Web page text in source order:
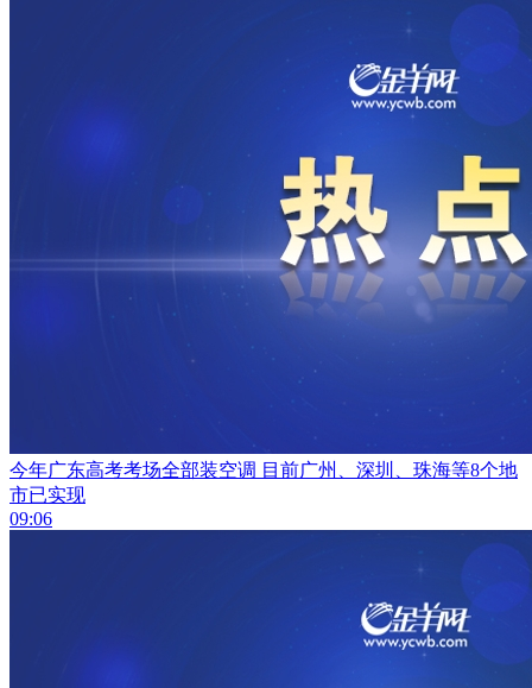
今年广东高考考场全部装空调 目前广州、深圳、珠海等8个地
市已实现
09:06